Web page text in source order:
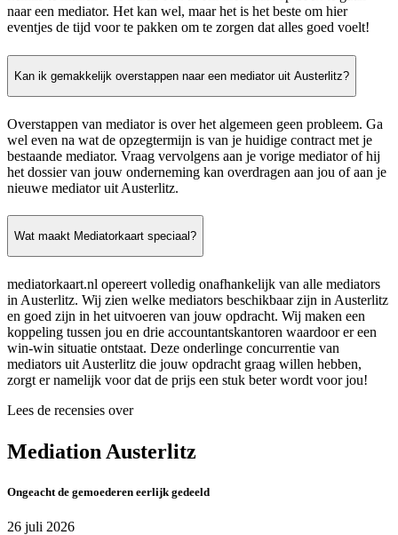
naar een mediator. Het kan wel, maar het is het beste om hier
eventjes de tijd voor te pakken om te zorgen dat alles goed voelt!
Kan ik gemakkelijk overstappen naar een mediator uit Austerlitz?
Overstappen van mediator is over het algemeen geen probleem. Ga
wel even na wat de opzegtermijn is van je huidige contract met je
bestaande mediator. Vraag vervolgens aan je vorige mediator of hij
het dossier van jouw onderneming kan overdragen aan jou of aan je
nieuwe mediator uit Austerlitz.
Wat maakt Mediatorkaart speciaal?
mediatorkaart.nl opereert volledig onafhankelijk van alle mediators
in Austerlitz. Wij zien welke mediators beschikbaar zijn in Austerlitz
en goed zijn in het uitvoeren van jouw opdracht. Wij maken een
koppeling tussen jou en drie accountantskantoren waardoor er een
win-win situatie ontstaat. Deze onderlinge concurrentie van
mediators uit Austerlitz die jouw opdracht graag willen hebben,
zorgt er namelijk voor dat de prijs een stuk beter wordt voor jou!
Lees de recensies over
Mediation Austerlitz
Ongeacht de gemoederen eerlijk gedeeld
26 juli 2026